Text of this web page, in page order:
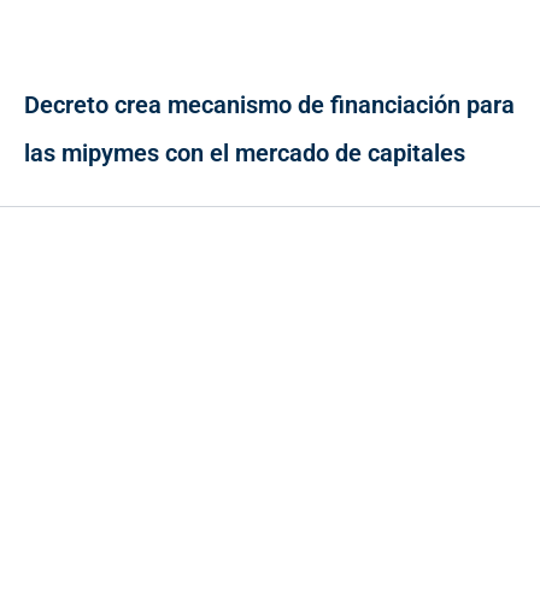
Decreto crea mecanismo de financiación para
las mipymes con el mercado de capitales